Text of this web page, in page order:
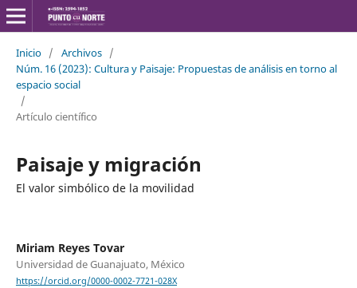
Inicio / Archivos /
Núm. 16 (2023): Cultura y Paisaje: Propuestas de análisis en torno al
espacio social
/
Artículo científico
Paisaje y migración
El valor simbólico de la movilidad
Miriam Reyes Tovar
Universidad de Guanajuato, México
https://orcid.org/0000-0002-7721-028X